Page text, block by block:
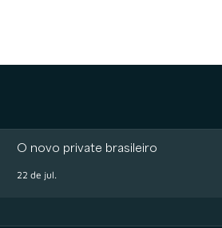
O novo private brasileiro
22 de jul.